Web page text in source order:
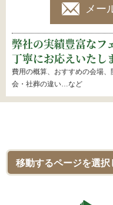
メー
弊社の実績豊富なフ
丁寧にお応えいたし
費用の概算、おすすめの会場
会・社葬の違い…など